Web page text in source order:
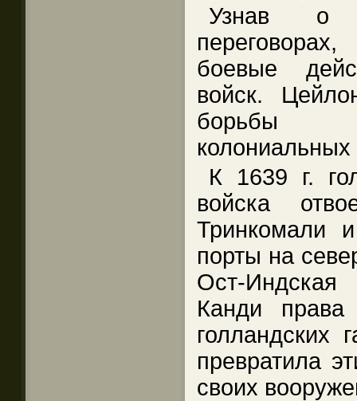
Узнав о
боевые
войск.
борьбы
К 1639 г.
войска
Тринкомали
порты на
Ост-
Канди
голландских
превратила
своих